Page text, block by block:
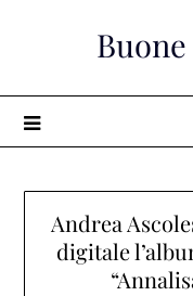
Andrea
digitale